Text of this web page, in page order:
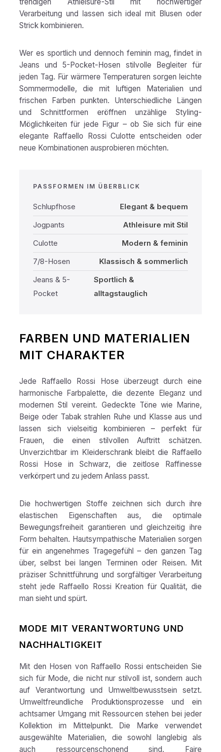
Verarbeitung und lassen sich ideal mit Blusen oder
Strick kombinieren.
Wer es sportlich und dennoch feminin mag, findet in
Jeans und 5-Pocket-Hosen stilvolle Begleiter für
jeden Tag. Für wärmere Temperaturen sorgen leichte
Sommermodelle, die mit luftigen Materialien und
frischen Farben punkten. Unterschiedliche Längen
und Schnittformen eröffnen unzählige Styling-
Möglichkeiten für jede Figur – ob Sie sich für eine
elegante Raffaello Rossi Culotte entscheiden oder
neue Kombinationen ausprobieren möchten.
PASSFORMEN IM ÜBERBLICK
Schlupfhose
Elegant & bequem
Jogpants
Athleisure mit Stil
Culotte
Modern & feminin
7/8-Hosen
Klassisch & sommerlich
Jeans & 5-
Pocket
Sportlich &
alltagstauglich
FARBEN UND MATERIALIEN
MIT CHARAKTER
Jede Raffaello Rossi Hose überzeugt durch eine
harmonische Farbpalette, die dezente Eleganz und
modernen Stil vereint. Gedeckte Töne wie Marine,
Beige oder Tabak strahlen Ruhe und Klasse aus und
lassen sich vielseitig kombinieren – perfekt für
Frauen, die einen stilvollen Auftritt schätzen.
Unverzichtbar im Kleiderschrank bleibt die Raffaello
Rossi Hose in Schwarz, die zeitlose Raffinesse
verkörpert und zu jedem Anlass passt.
Die hochwertigen Stoffe zeichnen sich durch ihre
elastischen Eigenschaften aus, die optimale
Bewegungsfreiheit garantieren und gleichzeitig ihre
Form behalten. Hautsympathische Materialien sorgen
für ein angenehmes Tragegefühl – den ganzen Tag
über, selbst bei langen Terminen oder Reisen. Mit
präziser Schnittführung und sorgfältiger Verarbeitung
steht jede Raffaello Rossi Kreation für Qualität, die
man sieht und spürt.
MODE MIT VERANTWORTUNG UND
NACHHALTIGKEIT
Mit den Hosen von Raffaello Rossi entscheiden Sie
sich für Mode, die nicht nur stilvoll ist, sondern auch
auf Verantwortung und Umweltbewusstsein setzt.
Umweltfreundliche Produktionsprozesse und ein
achtsamer Umgang mit Ressourcen stehen bei jeder
Kollektion im Mittelpunkt. Die Marke verwendet
ausgewählte Materialien, die sowohl langlebig als
auch ressourcenschonend sind. Faire